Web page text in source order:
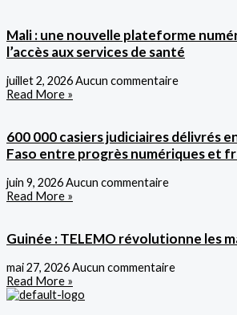
Mali : une nouvelle plateforme
l’accès aux services de santé
juillet 2, 2026Aucun commentaire
Read More »
600 000 casiers judiciaires délivrés
Faso entre progrès numériques et
juin 9, 2026Aucun commentaire
Read More »
Guinée : TELEMO révolutionne les
mai 27, 2026Aucun commentaire
Read More »